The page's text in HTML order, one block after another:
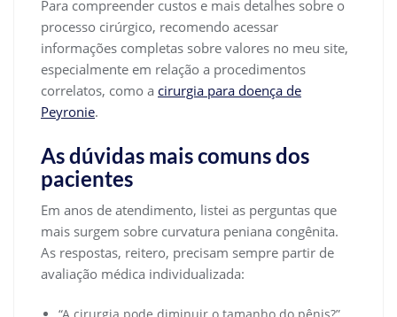
Para compreender custos e mais detalhes sobre o
processo cirúrgico, recomendo acessar
informações completas sobre valores no meu site,
especialmente em relação a procedimentos
correlatos, como a cirurgia para doença de
Peyronie.
As dúvidas mais comuns dos
pacientes
Em anos de atendimento, listei as perguntas que
mais surgem sobre curvatura peniana congênita.
As respostas, reitero, precisam sempre partir de
avaliação médica individualizada:
“A cirurgia pode diminuir o tamanho do pênis?”